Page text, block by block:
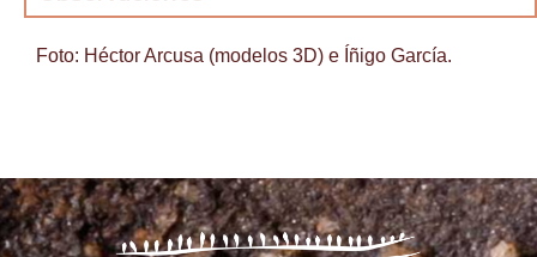
Foto: Héctor Arcusa (modelos 3D) e Íñigo García.